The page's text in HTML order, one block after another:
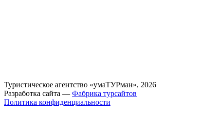
Туристическое агентство «умаТУРман», 2026
Разработка сайта — Фабрика турсайтов
Политика конфиденциальности